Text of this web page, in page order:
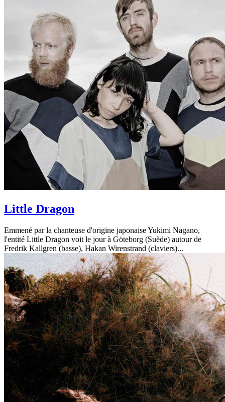
Little Dragon
Emmené par la chanteuse d'origine japonaise Yukimi Nagano,
l'entité Little Dragon voit le jour à Göteborg (Suède) autour de
Fredrik Kallgren (basse), Hakan Wirenstrand (claviers)...